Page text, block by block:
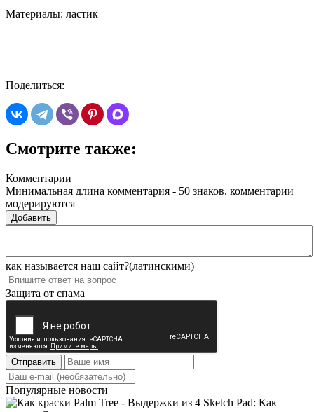
Материалы: ластик
Поделиться:
Смотрите также:
Комментарии
Минимальная длина комментария - 50 знаков. комментарии
модерируются
Добавить
как называется наш сайт?(латинскими)
Защита от спама
Отправить
Популярные новости